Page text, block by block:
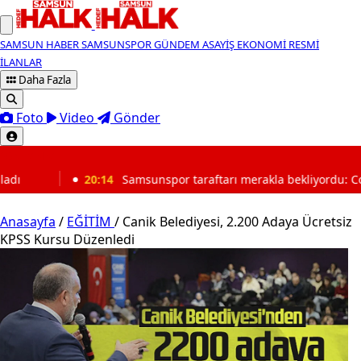
SAMSUN HABERSAMSUNSPORGÜNDEM ASAYİŞ EKONOMİ RESMİ
İLANLAR
Daha Fazla
Foto Video Gönder
taraftarı merakla bekliyordu: Coulibaly o tarihte dönüyor!
Anasayfa / EĞİTİM / Canik Belediyesi, 2.200 Adaya Ücretsiz
KPSS Kursu Düzenledi